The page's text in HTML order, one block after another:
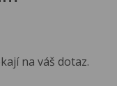
na váš dotaz.